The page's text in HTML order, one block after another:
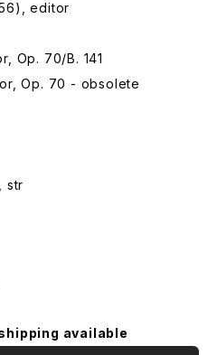
editor
Op. 70/B. 141
Op. 70 - obsolete
str
available